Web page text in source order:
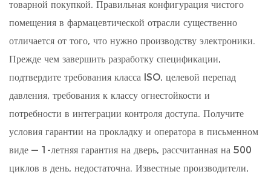
товарной покупкой. Правильная конфигурация чистого
помещения в фармацевтической отрасли существенно
отличается от того, что нужно производству электроники.
Прежде чем завершить разработку спецификации,
подтвердите требования класса ISO, целевой перепад
давления, требования к классу огнестойкости и
потребности в интеграции контроля доступа. Получите
условия гарантии на прокладку и оператора в письменном
виде — 1-летняя гарантия на дверь, рассчитанная на 500
циклов в день, недостаточна. Известные производители,